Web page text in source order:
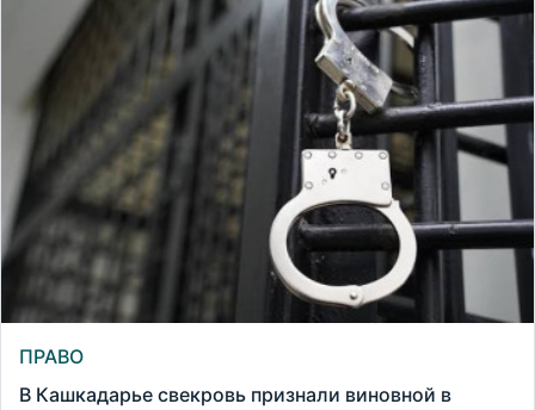
ПРАВО
В Кашкадарье свекровь признали виновной в